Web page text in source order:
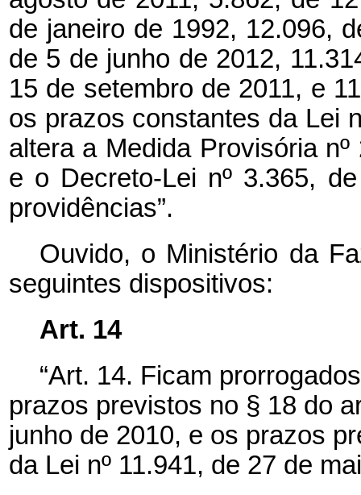
de janeiro de 1992, 12.096,
de 5 de junho de 2012,
15 de setembro de 2011, e
os prazos constantes da Lei
altera a Medida Provisória
e o Decreto-Lei nº 3.365,
providências”.
Ouvido, o Ministério da
seguintes dispositivos:
Art. 14
“Art. 14. Ficam
prazos previstos no § 18 do
junho de 2010, e os prazos
da Lei nº 11.941, de 27 de